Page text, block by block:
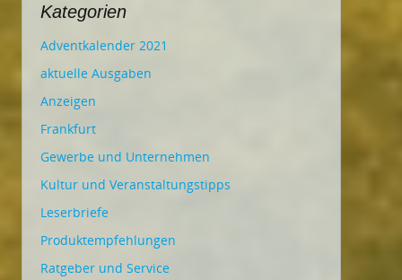
Kategorien
Adventkalender 2021
aktuelle Ausgaben
Anzeigen
Frankfurt
Gewerbe und Unternehmen
Kultur und Veranstaltungstipps
Leserbriefe
Produktempfehlungen
Ratgeber und Service